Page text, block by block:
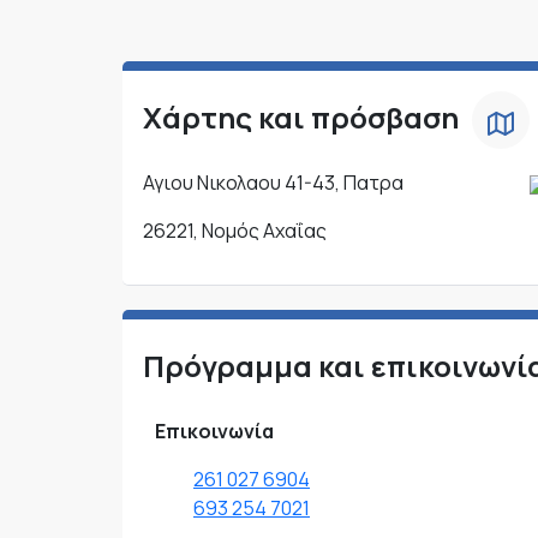
Χάρτης και πρόσβαση
Αγιου Νικολαου 41-43, Πατρα
26221, Νομός Αχαΐας
Πρόγραμμα και
Επικοινωνία
261 027 6904
693 254 7021